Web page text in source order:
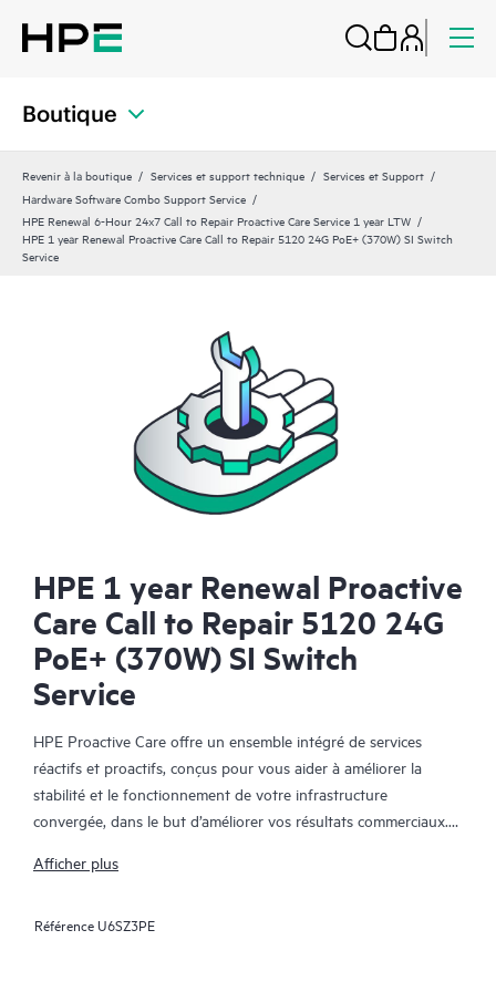
Boutique
Revenir à la boutique Services et support technique
Services et Support
Hardware Software Combo Support Service
HPE Renewal 6-Hour 24x7 Call to Repair Proactive Care Service 1 year LTW
HPE 1 year Renewal Proactive Care Call to Repair 5120 24G PoE+ (370W) SI Switch
Service
HPE 1 year Renewal Proactive
Care Call to Repair 5120 24G
PoE+ (370W) SI Switch
Service
HPE Proactive Care offre un ensemble intégré de services
réactifs et proactifs, conçus pour vous aider à améliorer la
stabilité et le fonctionnement de votre infrastructure
convergée, dans le but d’améliorer vos résultats commerciaux.
nombreux composants ont besoin de fonctionner ensemble
pour prendre en charge les appareils dans ces environnements,
Afficher plus
RéférenceU6SZ3PE